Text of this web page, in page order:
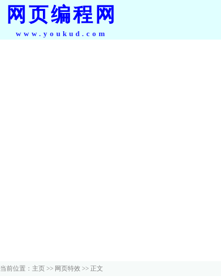
网页编程网
www.youkud.com
当前位置： 主页 >> 网页特效 >> 正文